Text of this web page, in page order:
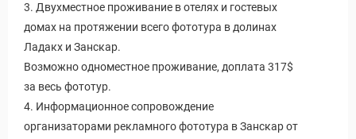
3. Двухместное проживание в отелях и гостевых
домах на протяжении всего фототура в долинах
Ладакх и Занскар.
Возможно одноместное проживание, доплата 317$
за весь фототур.
4. Информационное сопровождение
организаторами рекламного фототура в Занскар от